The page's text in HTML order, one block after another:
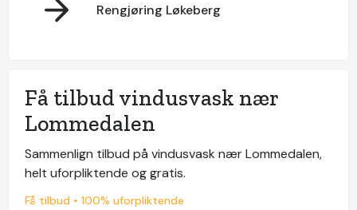
Rengjøring Løkeberg
Få tilbud vindusvask nær
Lommedalen
Sammenlign tilbud på vindusvask nær Lommedalen,
helt uforpliktende og gratis.
Få tilbud • 100% uforpliktende